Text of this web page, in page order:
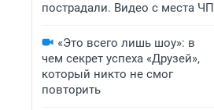
пострадали. Видео с места ЧП
«Это всего лишь шоу»: в
чем секрет успеха «Друзей»,
который никто не смог
повторить